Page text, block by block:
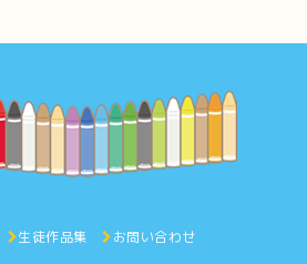
生徒作品集 お問い合わせ